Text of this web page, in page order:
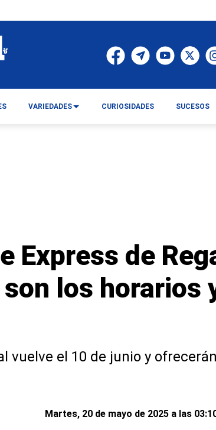
Express de
los horarios
vuelve el 10 de junio y ofrecerán
Martes, 20 de mayo de 2025 a las
VARIEDADES CURIOSIDADES SUCESOS